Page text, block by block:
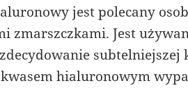
jest polecany
zmarszczkami. Jest
subtelniejszej
kwasem hialuronowym